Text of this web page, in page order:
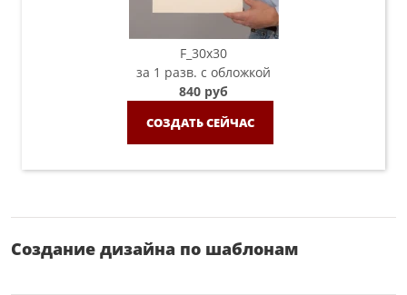
F_30х30
за 1 разв. с обложкой
840 руб
СОЗДАТЬ СЕЙЧАС
Создание дизайна по шаблонам